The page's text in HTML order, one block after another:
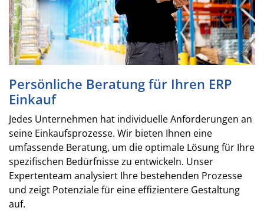
Persönliche Beratung für Ihren ERP
Einkauf
Jedes Unternehmen hat individuelle Anforderungen an
seine Einkaufsprozesse. Wir bieten Ihnen eine
umfassende Beratung, um die optimale Lösung für Ihre
spezifischen Bedürfnisse zu entwickeln. Unser
Expertenteam analysiert Ihre bestehenden Prozesse
und zeigt Potenziale für eine effizientere Gestaltung
auf.